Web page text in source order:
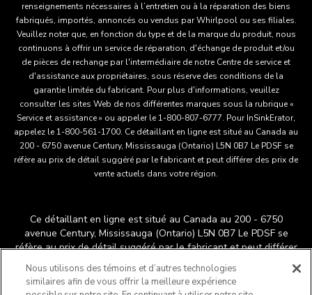
renseignements nécessaires à l’entretien ou à la réparation des biens
fabriqués, importés, annoncés ou vendus par Whirlpool ou ses filiales.
Veuillez noter que, en fonction du type et de la marque du produit, nous
continuons à offrir un service de réparation, d'échange de produit et/ou
de pièces de rechange par l'intermédiaire de notre Centre de service et
d'assistance aux propriétaires, sous réserve des conditions de la
garantie limitée du fabricant. Pour plus d'informations, veuillez
consulter les sites Web de nos différentes marques sous la rubrique «
Service et assistance » ou appeler le 1-800-807-6777. Pour InSinkErator,
appelez le 1-800-561-1700. Ce détaillant en ligne est situé au Canada au
200 - 6750 avenue Century, Mississauga (Ontario) L5N 0B7 Le PDSF se
réfère au prix de détail suggéré par le fabricant et peut différer des prix de
vente actuels dans votre région.
Ce détaillant en ligne est situé au Canada au 200 - 6750
avenue Century, Mississauga (Ontario) L5N 0B7 Le PDSF se
réfère au prix de détail suggéré par le fabricant et peut différer
des prix de vente actuels dans votre région.
KitchenAid. Tous droits réservés. Utilisée sous licence au
Canada. La forme du batteur sur socle est une marque déposée
Nous utilisons des témoins et d’autres technologies
similaires afin de vous offrir la meilleure expérience